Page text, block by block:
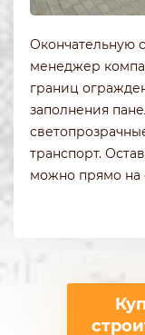
Окончательную
менеджер
границ
заполнения
транспорт.
можно прямо на